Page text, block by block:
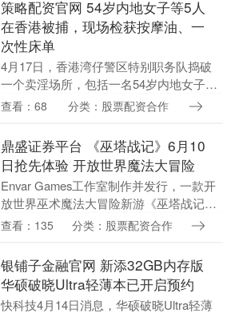
策略配资官网 54岁内地女子等5人
在香港被捕，现场检获按摩油、一
次性床单
4月17日，香港湾仔警区特别职务队捣破
一个卖淫场所，包括一名54岁内地女子在
内的5名女子被拘捕。 18日，香港警务处
者披露称....
查看：68 分类：股票配资合作
鼎盛证券平台 《巫塔战记》6月10
日抢先体验 开放世界魔法大冒险
Envar Games工作室制作并发行，一款开
放世界巫术魔法大冒险新游《巫塔战记》6
月10日登陆Steam抢先体验，本作支持中
查看：135 分类：股票配资合作
银铺子金融官网 新添32GB内存版
华硕破晓Ultra轻薄本已开启预约
快科技4月14日消息，华硕破晓Ultra轻薄